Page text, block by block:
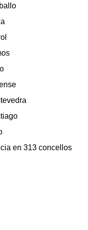
en 313 concellos